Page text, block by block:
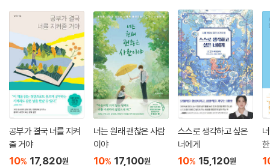
공부가 결국 너를 지켜
줄 거야
10% 17,820원
너는 원래 괜찮은 사람
이야
10% 17,100원
스스로 생각하고 싶은
너에게
10% 15,120원